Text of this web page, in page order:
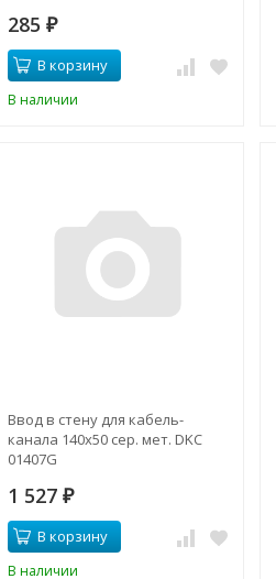
285 ₽
В корзину
В наличии
Ввод в стену для кабель-
канала 140х50 сер. мет. DKC
01407G
1 527 ₽
В корзину
В наличии